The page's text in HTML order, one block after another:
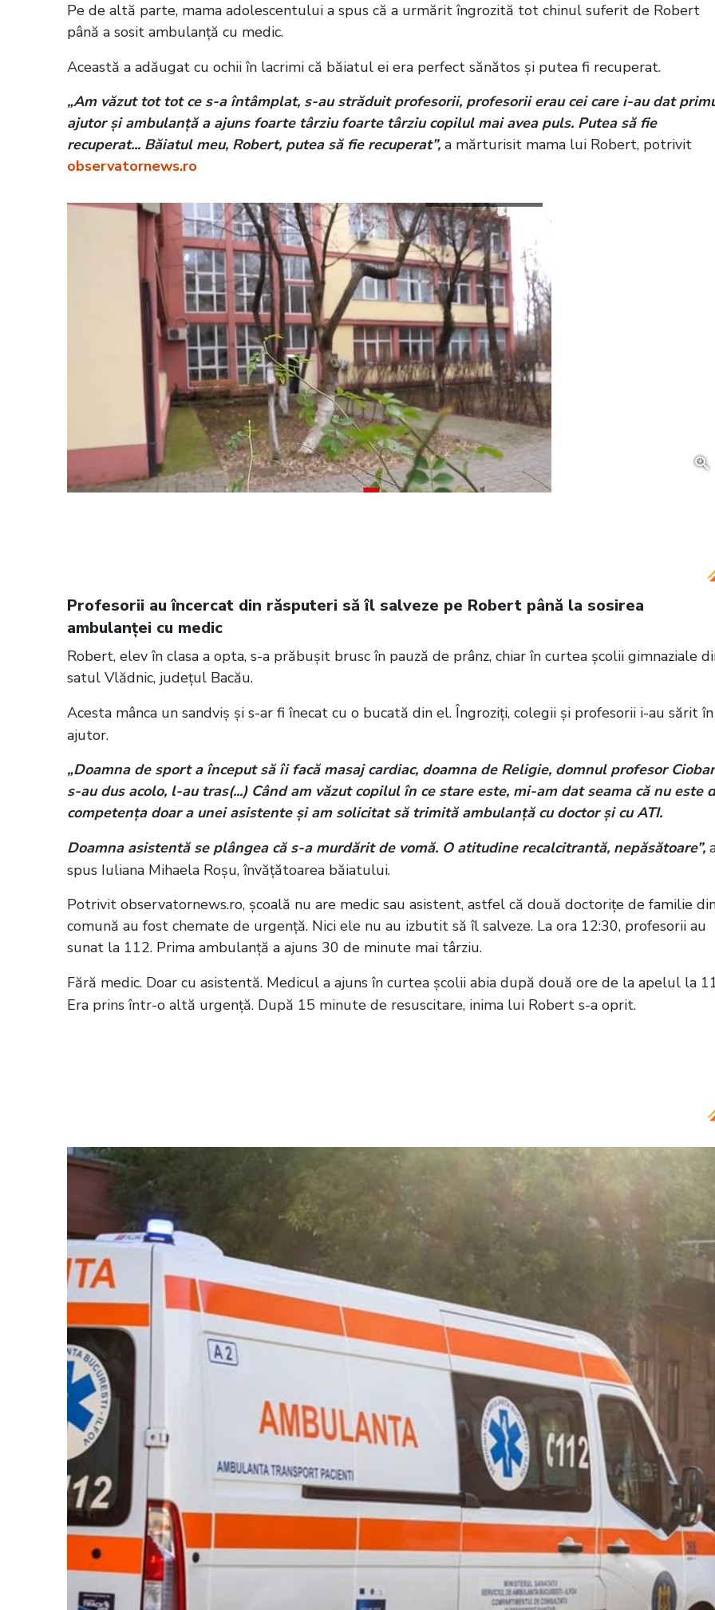
Pe de altă parte, mama adolescentului a spus că a urmărit îngrozită tot chinul suferit de Robert
până a sosit ambulanță cu medic.
Această a adăugat cu ochii în lacrimi că băiatul ei era perfect sănătos și putea fi recuperat.
„Am văzut tot tot ce s-a întâmplat, s-au străduit profesorii, profesorii erau cei care i-au dat
ajutor și ambulanță a ajuns foarte târziu foarte târziu copilul mai avea puls. Putea să fie
recuperat... Băiatul meu, Robert, putea să fie recuperat”, a mărturisit mama lui Robert, potrivit
observatornews.ro
Profesorii au încercat din răsputeri să îl salveze pe Robert până la sosirea
ambulanței cu medic
Robert, elev în clasa a opta, s-a prăbușit brusc în pauză de prânz, chiar în curtea școlii gimnaziale
satul Vlădnic, județul Bacău.
Acesta mânca un sandviș şi s-ar fi înecat cu o bucată din el. Îngroziţi, colegii şi profesorii i-au sărit în
ajutor.
„Doamna de sport a început să îi facă masaj cardiac, doamna de Religie, domnul profesor
s-au dus acolo, l-au tras(...) Când am văzut copilul în ce stare este, mi-am dat seama că nu este
competenţa doar a unei asistente şi am solicitat să trimită ambulanţă cu doctor şi cu ATI.
Doamna asistentă se plângea că s-a murdărit de vomă. O atitudine recalcitrantă, nepăsătoare”,
spus Iuliana Mihaela Roşu, învăţătoarea băiatului.
Potrivit observatornews.ro, școală nu are medic sau asistent, astfel că două doctorițe de familie
comună au fost chemate de urgenţă. Nici ele nu au izbutit să îl salveze. La ora 12:30, profesorii au
sunat la 112. Prima ambulanță a ajuns 30 de minute mai târziu.
Fără medic. Doar cu asistentă. Medicul a ajuns în curtea școlii abia după două ore de la apelul la
Era prins într-o altă urgență. După 15 minute de resuscitare, inima lui Robert s-a oprit.